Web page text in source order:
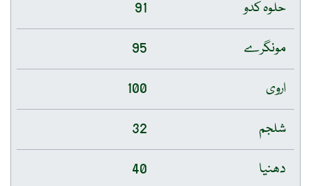
حلوہ کدو
91
مونگرے
95
اروی
100
شلجم
32
دھنیا
40